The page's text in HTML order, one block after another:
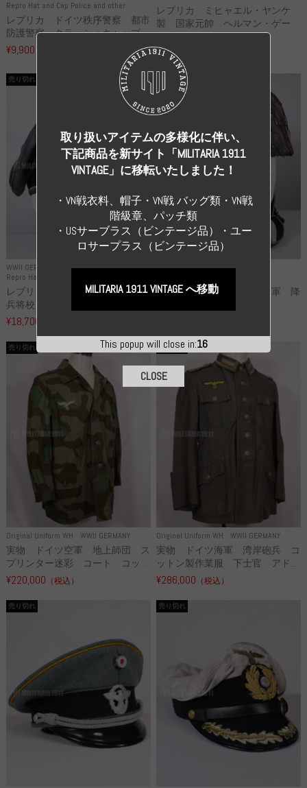
Repro Hat and Cap Police and other
レプリカ ドイツ秩序警察 都市
防護警察 クラッシュキャップ...
¥9,900
レプリカ ミヒャエル・ヤンケ
製 国家元帥 ヘルマン・ゲー
リ...
¥55,000
WWII GERMANY
Repro Hat and Cap SS and WSS
売り切れ
レプリカ 武装親衛隊 WSS 歩
兵将校 クラッシュキャップ ...
¥18,700
WWII GERMANY
売り切れ
高品質レプリカ ドイツ空軍 降
Original Uniform WH WWII GERMANY
売り切れ
実物 ドイツ空軍 地上師団 ス
プリンター迷彩 コート コッ...
¥220,000 （税込）
Original Uniform WH WWII GERMANY
売り切れ
実物 ドイツ海軍 湾岸砲兵 コ
ットン製作業服 下士官 アド...
¥286,000 （税込）
売り切れ 売り切れ
This popup will close in:16
取り扱いアイテムの多様化に伴い、
下記商品を新サイト「MILITARIA 1911
VINTAGE」に移転いたしました！
・VN戦衣料、帽子・VN戦 バッグ類・VN戦
階級章、パッチ類
・USサーブラス（ビンテージ品）・ユー
ロサープラス（ビンテージ品）
MILITARIA 1911 VINTAGE へ移動
CLOSE